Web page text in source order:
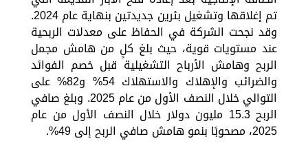
تم إغلاقها وتشغيل بئرين جديدتين بنهاية عام 2024.
وقد نجحت الشركة في الحفاظ على معدلات الربحية
عند مستويات قوية، حيث بلغ كلٍ من هامش مجمل
الربح وهامش الأرباح التشغيلية قبل خصم الفوائد
والضرائب والإهلاك والاستهلاك 54% و82% على
التوالي خلال النصف الأول من عام 2025. وبلغ صافي
الربح 15.3 مليون دولار خلال النصف الأول من عام
2025، مصحوبًا بنمو هامش صافي الربح إلى 49%.